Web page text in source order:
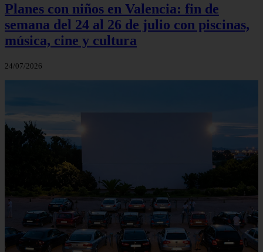
Planes con niños en Valencia: fin de
semana del 24 al 26 de julio con piscinas,
música, cine y cultura
24/07/2026